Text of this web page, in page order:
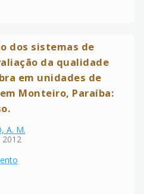
dos sistemas de
da qualidade
em unidades de
Monteiro, Paraíba:
A. M.
2012